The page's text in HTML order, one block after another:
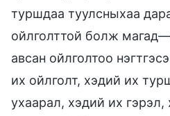
туршдаа туулсныхаа
ойлголттой болж
авсан ойлголтоо
их ойлголт, хэдий их
ухаарал, хэдий их гэрэл,